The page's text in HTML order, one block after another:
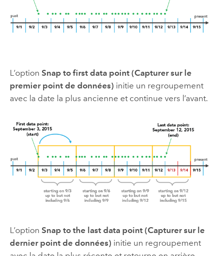
L’option Snap to first data point (Capturer sur le
premier point de données) initie un regroupement
avec la date la plus ancienne et continue vers l’avant.
L’option Snap to the last data point (Capturer sur le
dernier point de données) initie un regroupement